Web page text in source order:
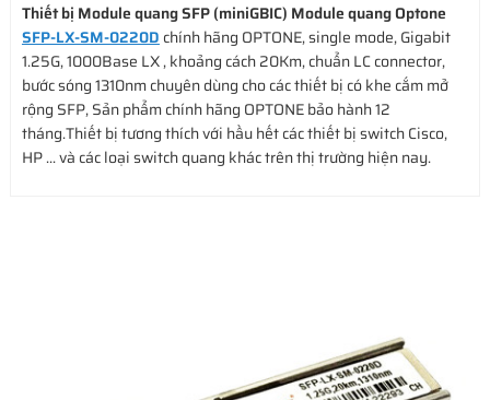
Thiết bị Module quang SFP (miniGBIC) Module quang Optone
SFP-LX-SM-0220D chính hãng OPTONE, single mode, Gigabit
1.25G, 1000Base LX , khoảng cách 20Km, chuẩn LC connector,
bước sóng 1310nm chuyên dùng cho các thiết bị có khe cắm mở
rộng SFP, Sản phẩm chính hãng OPTONE bảo hành 12
tháng.Thiết bị tương thích với hầu hết các thiết bị switch Cisco,
HP ... và các loại switch quang khác trên thị trường hiện nay.